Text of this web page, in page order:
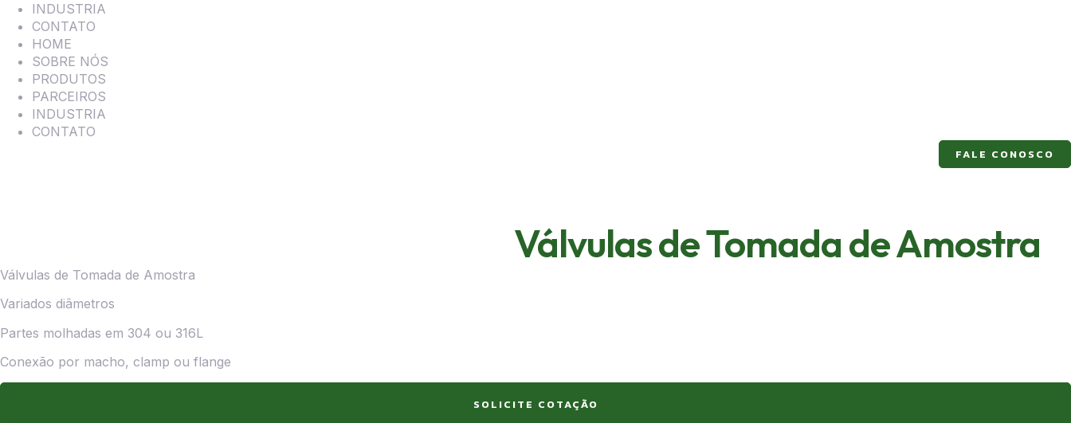
INDUSTRIA
CONTATO
HOME
SOBRE NÓS
PRODUTOS
PARCEIROS
INDUSTRIA
CONTATO
FALE CONOSCO
Válvulas de Tomada de Amostra
Válvulas de Tomada de Amostra
Variados diâmetros
Partes molhadas em 304 ou 316L
Conexão por macho, clamp ou flange
SOLICITE COTAÇÃO